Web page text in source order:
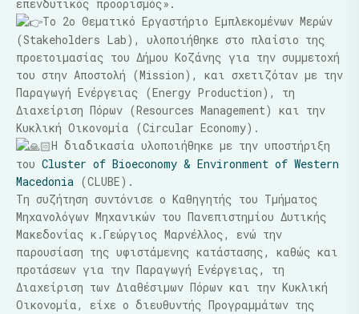
επενδυτικός προορισμός».
Το 2ο Θεματικό Εργαστήριο Εμπλεκομένων Μερών
(Stakeholders Lab), υλοποιήθηκε στο πλαίσιο της
προετοιμασίας του Δήμου Κοζάνης για την συμμετοχή
του στην Αποστολή (Mission), και σχετιζόταν με την
Παραγωγή Ενέργειας (Energy Production), τη
Διαχείριση Πόρων (Resources Management) και την
Κυκλική Οικονομία (Circular Economy).
H διαδικασία υλοποιήθηκε με την υποστήριξη
του Cluster of Bioeconomy & Environment of Western
Macedonia (CLUBE).
Τη συζήτηση συντόνισε ο Καθηγητής του Τμήματος
Μηχανολόγων Μηχανικών του Πανεπιστημίου Δυτικής
Μακεδονίας κ.Γεώργιος Μαρνέλλος, ενώ την
παρουσίαση της υφιστάμενης κατάστασης, καθώς και
προτάσεων για την Παραγωγή Ενέργειας, τη
Διαχείριση των Διαθέσιμων Πόρων και την Κυκλική
Οικονομία, είχε ο διευθυντής Προγραμμάτων της